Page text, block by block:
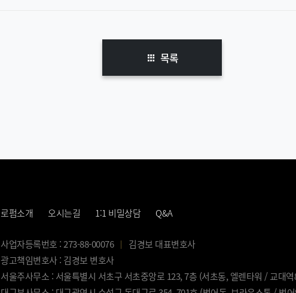
목록
로펌소개 오시는길 1:1 비밀상담 Q&A
사업자등록번호 : 273-88-00076
김경보 대표변호사
광고책임변호사 : 김경보 변호사
서울주사무소 : 서울특별시 서초구 서초중앙로 123, 7층 (서초동, 엘렌타워 / 교대